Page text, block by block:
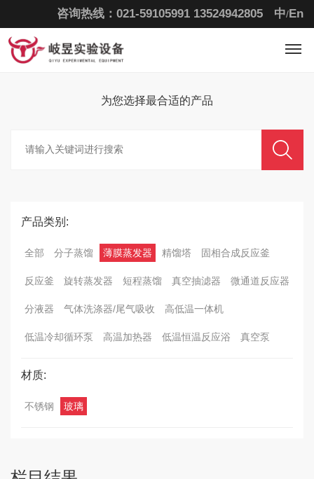
中/En
咨询热线：021-59105991 13524942805
为您选择最合适的产品
产品类别:
全部 分子蒸馏 薄膜蒸发器 精馏塔 固相合成反应釜
反应釜 旋转蒸发器 短程蒸馏 真空抽滤器 微通道反应器
分液器 气体洗涤器/尾气吸收 高低温一体机
低温冷却循环泵 高温加热器 低温恒温反应浴 真空泵
材质:
不锈钢 玻璃